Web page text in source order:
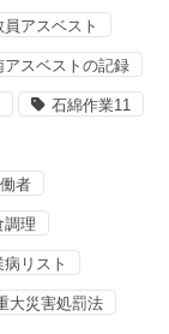
員アスベスト
アスベストの記録
石綿作業11
者
調理
病リスト
大災害処罰法